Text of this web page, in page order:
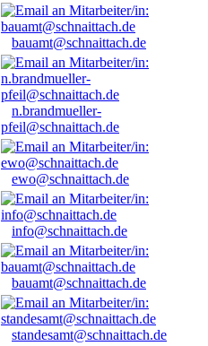
bauamt@schnaittach.de
n.brandmueller-
pfeil@schnaittach.de
ewo@schnaittach.de
info@schnaittach.de
bauamt@schnaittach.de
standesamt@schnaittach.de